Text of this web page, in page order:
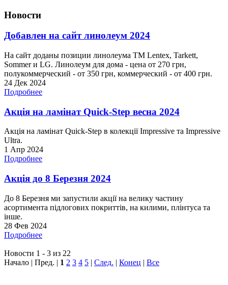
Новости
Добавлен на сайт линолеум 2024
На сайт доданы позиции линолеума ТМ Lentex, Tarkett,
Sommer и LG. Линолеум для дома - цена от 270 грн,
полукоммерческий - от 350 грн, коммерческий - от 400 грн.
24 Дек 2024
Подробнее
Акція на ламінат Quick-Step весна 2024
Акція на ламінат Quick-Step в колекції Impressive та Impressive
Ultra.
1 Апр 2024
Подробнее
Акція до 8 Березня 2024
До 8 Березня ми запустили акції на велику частину
асортимента підлогових покриттів, на килими, плінтуса та
інше.
28 Фев 2024
Подробнее
Новости 1 - 3 из 22
Начало | Пред. | 1 2 3 4 5 | След. | Конец | Все